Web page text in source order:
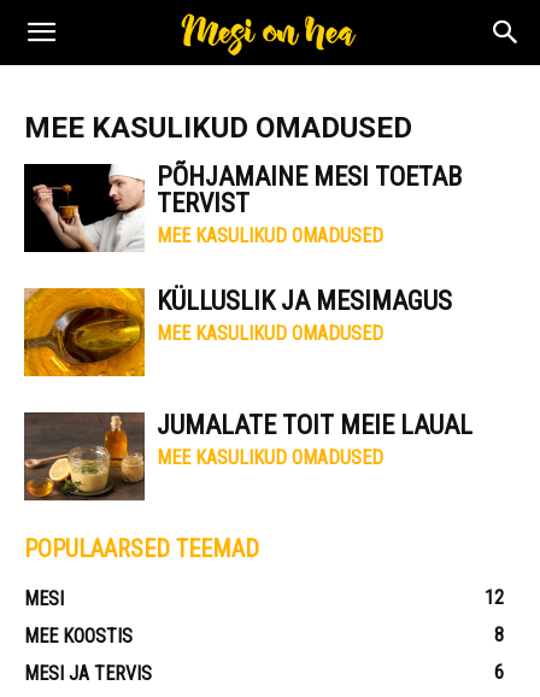
MEE KASULIKUD OMADUSED
PÕHJAMAINE MESI TOETAB
TERVIST
MEE KASULIKUD OMADUSED
KÜLLUSLIK JA MESIMAGUS
MEE KASULIKUD OMADUSED
JUMALATE TOIT MEIE LAUAL
MEE KASULIKUD OMADUSED
POPULAARSED TEEMAD
MESI
12
MEE KOOSTIS
8
MESI JA TERVIS
6